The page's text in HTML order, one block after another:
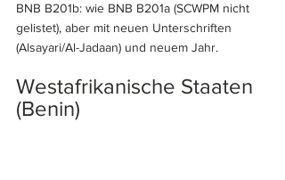
BNB B201b: wie BNB B201a (SCWPM nicht
gelistet), aber mit neuen Unterschriften
(Alsayari/Al-Jadaan) und neuem Jahr.
Westafrikanische Staaten
(Benin)